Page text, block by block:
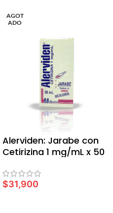
AGOT
ADO
Alerviden: Jarabe con
Cetirizina 1 mg/mL x 50
$31,900